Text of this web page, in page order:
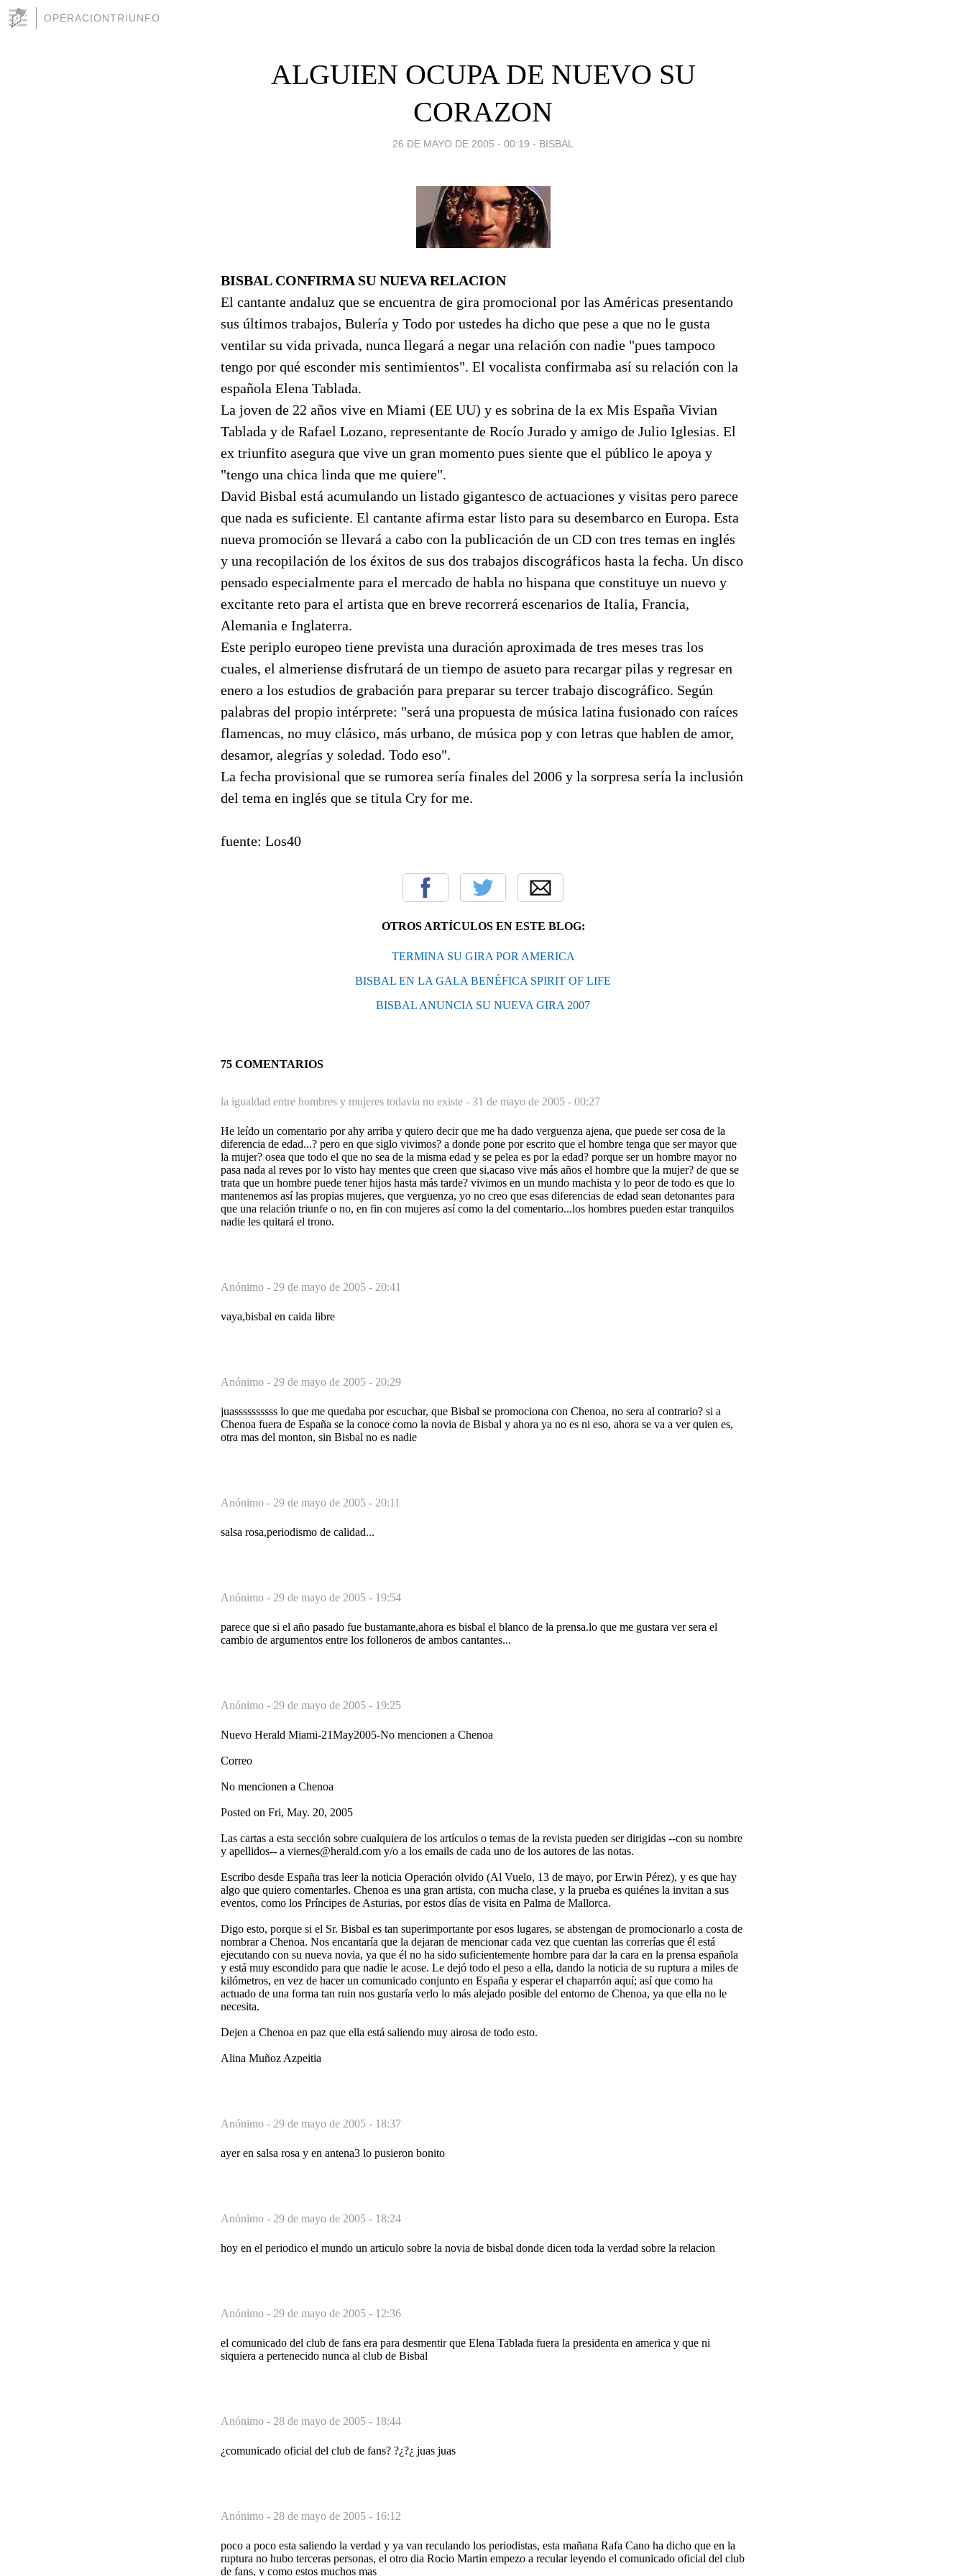
OPERACIONTRIUNFO
ALGUIEN OCUPA DE NUEVO SU
CORAZON
26 DE MAYO DE 2005 - 00:19 - BISBAL
BISBAL CONFIRMA SU NUEVA RELACION
El cantante andaluz que se encuentra de gira promocional por las Américas presentando
sus últimos trabajos, Bulería y Todo por ustedes ha dicho que pese a que no le gusta
ventilar su vida privada, nunca llegará a negar una relación con nadie "pues tampoco
tengo por qué esconder mis sentimientos". El vocalista confirmaba así su relación con la
española Elena Tablada.
La joven de 22 años vive en Miami (EE UU) y es sobrina de la ex Mis España Vivian
Tablada y de Rafael Lozano, representante de Rocío Jurado y amigo de Julio Iglesias. El
ex triunfito asegura que vive un gran momento pues siente que el público le apoya y
"tengo una chica linda que me quiere".
David Bisbal está acumulando un listado gigantesco de actuaciones y visitas pero parece
que nada es suficiente. El cantante afirma estar listo para su desembarco en Europa. Esta
nueva promoción se llevará a cabo con la publicación de un CD con tres temas en inglés
y una recopilación de los éxitos de sus dos trabajos discográficos hasta la fecha. Un disco
pensado especialmente para el mercado de habla no hispana que constituye un nuevo y
excitante reto para el artista que en breve recorrerá escenarios de Italia, Francia,
Alemania e Inglaterra.
Este periplo europeo tiene prevista una duración aproximada de tres meses tras los
cuales, el almeriense disfrutará de un tiempo de asueto para recargar pilas y regresar en
enero a los estudios de grabación para preparar su tercer trabajo discográfico. Según
palabras del propio intérprete: "será una propuesta de música latina fusionado con raíces
flamencas, no muy clásico, más urbano, de música pop y con letras que hablen de amor,
desamor, alegrías y soledad. Todo eso".
La fecha provisional que se rumorea sería finales del 2006 y la sorpresa sería la inclusión
del tema en inglés que se titula Cry for me.
fuente: Los40
OTROS ARTÍCULOS EN ESTE BLOG:
TERMINA SU GIRA POR AMERICA
BISBAL EN LA GALA BENÉFICA SPIRIT OF LIFE
BISBAL ANUNCIA SU NUEVA GIRA 2007
75 COMENTARIOS
la igualdad entre hombres y mujeres todavia no existe - 31 de mayo de 2005 - 00:27
He leído un comentario por ahy arriba y quiero decir que me ha dado verguenza ajena, que puede ser cosa de la
diferencia de edad...? pero en que siglo vivimos? a donde pone por escrito que el hombre tenga que ser mayor que
la mujer? osea que todo el que no sea de la misma edad y se pelea es por la edad? porque ser un hombre mayor no
pasa nada al reves por lo visto hay mentes que creen que si,acaso vive más años el hombre que la mujer? de que se
trata que un hombre puede tener hijos hasta más tarde? vivimos en un mundo machista y lo peor de todo es que lo
mantenemos así las propias mujeres, que verguenza, yo no creo que esas diferencias de edad sean detonantes para
que una relación triunfe o no, en fin con mujeres así como la del comentario...los hombres pueden estar tranquilos
nadie les quitará el trono.
Anónimo - 29 de mayo de 2005 - 20:41
vaya,bisbal en caida libre
Anónimo - 29 de mayo de 2005 - 20:29
juassssssssss lo que me quedaba por escuchar, que Bisbal se promociona con Chenoa, no sera al contrario? si a
Chenoa fuera de España se la conoce como la novia de Bisbal y ahora ya no es ni eso, ahora se va a ver quien es,
otra mas del monton, sin Bisbal no es nadie
Anónimo - 29 de mayo de 2005 - 20:11
salsa rosa,periodismo de calidad...
Anónimo - 29 de mayo de 2005 - 19:54
parece que si el año pasado fue bustamante,ahora es bisbal el blanco de la prensa.lo que me gustara ver sera el
cambio de argumentos entre los folloneros de ambos cantantes...
Anónimo - 29 de mayo de 2005 - 19:25
Nuevo Herald Miami-21May2005-No mencionen a Chenoa
Correo
No mencionen a Chenoa
Posted on Fri, May. 20, 2005
Las cartas a esta sección sobre cualquiera de los artículos o temas de la revista pueden ser dirigidas --con su nombre
y apellidos-- a viernes@herald.com y/o a los emails de cada uno de los autores de las notas.
Escribo desde España tras leer la noticia Operación olvido (Al Vuelo, 13 de mayo, por Erwin Pérez), y es que hay
algo que quiero comentarles. Chenoa es una gran artista, con mucha clase, y la prueba es quiénes la invitan a sus
eventos, como los Príncipes de Asturias, por estos días de visita en Palma de Mallorca.
Digo esto, porque si el Sr. Bisbal es tan superimportante por esos lugares, se abstengan de promocionarlo a costa de
nombrar a Chenoa. Nos encantaría que la dejaran de mencionar cada vez que cuentan las correrías que él está
ejecutando con su nueva novia, ya que él no ha sido suficientemente hombre para dar la cara en la prensa española
y está muy escondido para que nadie le acose. Le dejó todo el peso a ella, dando la noticia de su ruptura a miles de
kilómetros, en vez de hacer un comunicado conjunto en España y esperar el chaparrón aquí; así que como ha
actuado de una forma tan ruin nos gustaría verlo lo más alejado posible del entorno de Chenoa, ya que ella no le
necesita.
Dejen a Chenoa en paz que ella está saliendo muy airosa de todo esto.
Alina Muñoz Azpeitia
Anónimo - 29 de mayo de 2005 - 18:37
ayer en salsa rosa y en antena3 lo pusieron bonito
Anónimo - 29 de mayo de 2005 - 18:24
hoy en el periodico el mundo un articulo sobre la novia de bisbal donde dicen toda la verdad sobre la relacion
Anónimo - 29 de mayo de 2005 - 12:36
el comunicado del club de fans era para desmentir que Elena Tablada fuera la presidenta en america y que ni
siquiera a pertenecido nunca al club de Bisbal
Anónimo - 28 de mayo de 2005 - 18:44
¿comunicado oficial del club de fans? ?¿?¿ juas juas
Anónimo - 28 de mayo de 2005 - 16:12
poco a poco esta saliendo la verdad y ya van reculando los periodistas, esta mañana Rafa Cano ha dicho que en la
ruptura no hubo terceras personas, el otro dia Rocio Martin empezo a recular leyendo el comunicado oficial del club
de fans, y como estos muchos mas